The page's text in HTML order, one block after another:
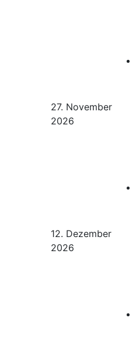
27. November
2026
12. Dezember
2026